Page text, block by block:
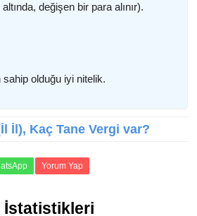
değişen bir para alınır).
olduğu iyi nitelik.
İl), Kaç Tane Vergi var?
Yorum Yap
İstatistikleri